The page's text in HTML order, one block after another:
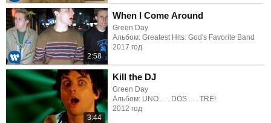
2:58
When I Come Around
Green Day
Альбом: Greatest Hits: God's Favorite Band
2017 год
3:44
Kill the DJ
Green Day
Альбом: UNO . . . DOS . . . TRÉ!
2012 год